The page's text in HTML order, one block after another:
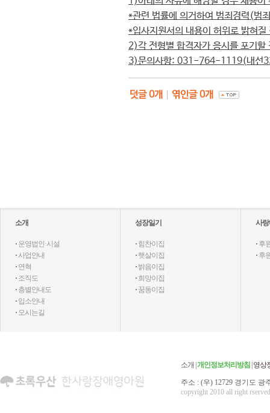
*관련 법률에 의거하여 범죄경력(범
*입사지원서의 내용이 허위로 밝혀질
2)각 전형별 합격자가 응시를 포기
3)문의사항: 031-764-1119(내선
덧글0개 엮인글0개
소개
· 운영법인·시설
· 사업안내
· 연혁
· 조직도
· 층별안내도
· 입소안내
· 오시는길
성장일기
· 힘찬이집
· 햇살이집
· 밝음이집
· 희망이집
· 꿈동이집
사
· 후
· 후
소개 개인정보처리방침 영상
주소 : (우) 12729 경기도 광
copyright 2010 all right